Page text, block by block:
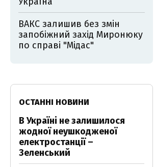
ВАКС залишив без змін
запобіжний захід Миронюку
по справі "Мідас"
ОСТАННІ НОВИНИ
В Україні не залишилося
жодної неушкодженої
електростанції –
Зеленський